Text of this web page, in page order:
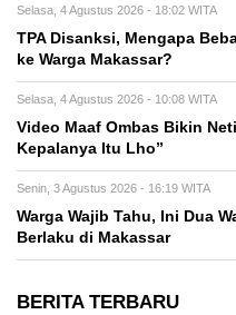
Selasa, 4 Agustus 2026 - 18:02 WITA
TPA Disanksi, Mengapa
ke Warga Makassar?
Selasa, 4 Agustus 2026 - 10:08 WITA
Video Maaf Ombas Bikin
Kepalanya Itu Lho”
Senin, 3 Agustus 2026 - 16:19 WITA
Warga Wajib Tahu, Ini Dua
Berlaku di Makassar
BERITA TERBARU